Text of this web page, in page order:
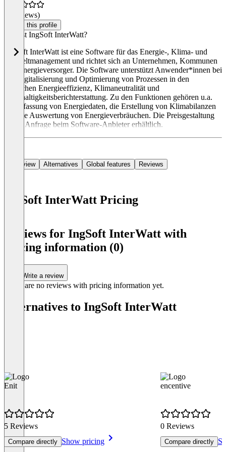
(0 reviews)
Claim this profile
Was ist IngSoft InterWatt?
IngSoft InterWatt ist eine Software für das Energie-, Klima- und
Umweltmanagement und richtet sich an Unternehmen, Kommunen
und Energieversorger. Die Software unterstützt Anwender*innen bei
der Digitalisierung und Optimierung von Prozessen in den
Bereichen Energieeffizienz, Klimaneutralität und
Nachhaltigkeitsberichterstattung. Zu den Funktionen gehören u.a.
die Erfassung von Energiedaten, die Erstellung von Klimabilanzen
und die Auswertung von Energieverbräuchen. Die Preisgestaltung
ist auf Anfrage beim Software-Anbieter erhältlich.
Overview Alternatives Global features Reviews
IngSoft InterWatt Pricing
Reviews for IngSoft InterWatt with
pricing information (0)
Write a review
There are no reviews with pricing information yet.
Alternatives to IngSoft InterWatt
Enit
5 Reviews
Compare directly Show pricing
encentive
0 Reviews
Compare directly